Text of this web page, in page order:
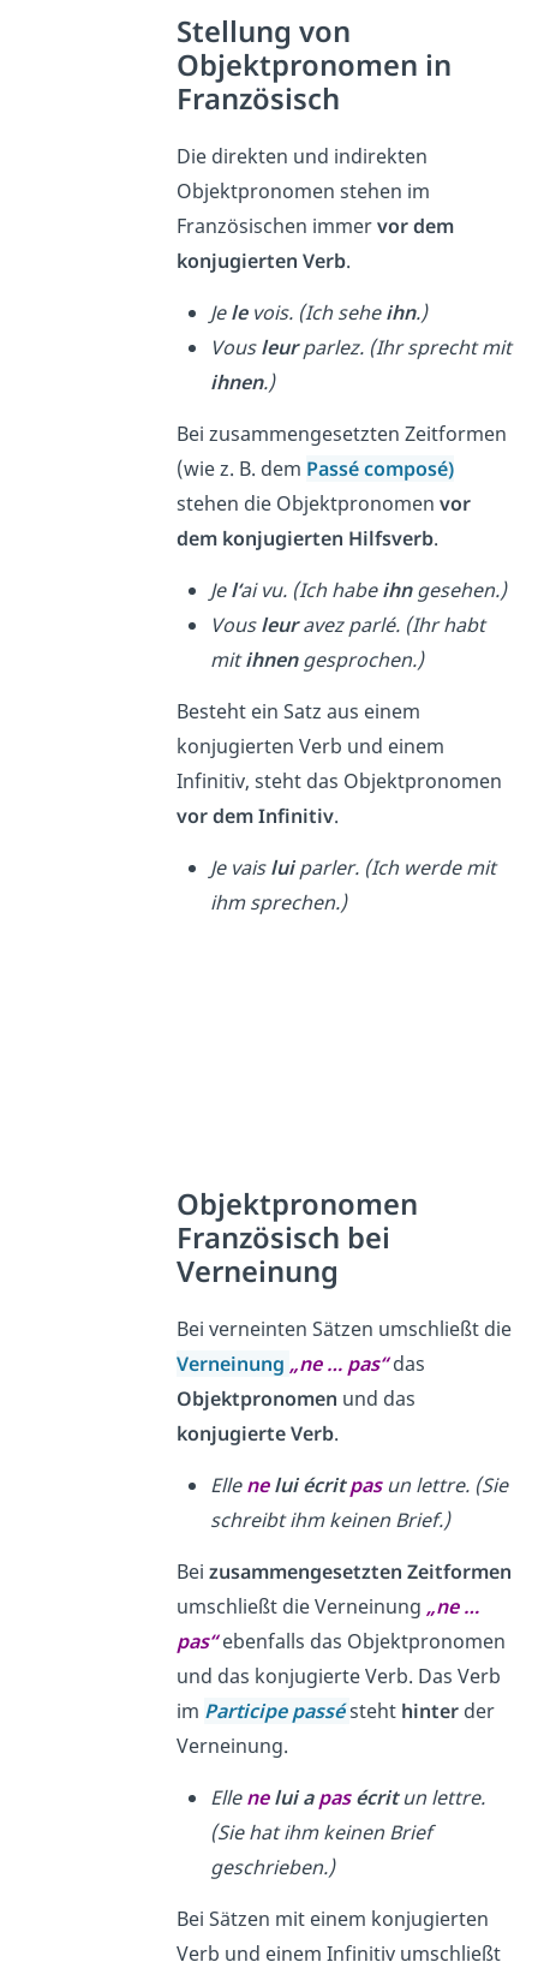
Stellung von
Objektpronomen in
Französisch
Die direkten und indirekten
Objektpronomen stehen im
Französischen immervor dem
konjugierten Verb.
Jelevois. (Ich seheihn.)
Vousleurparlez. (Ihr sprecht mit
ihnen.)
Bei zusammengesetzten Zeitformen
(wie z. B. dem Passé composé)
stehen die Objektpronomen vor
dem konjugierten Hilfsverb.
Jel‘ai vu. (Ich habeihngesehen.)
Vousleuravez parlé. (Ihr habt
mitihnengesprochen.)
Besteht ein Satz aus einem
konjugierten Verb und einem
Infinitiv, steht das Objektpronomen
vor dem Infinitiv.
Je vaisluiparler. (Ich werde mit
ihm sprechen.)
Objektpronomen
Französisch bei
Verneinung
Bei verneinten Sätzen umschließt die
Verneinung „ne … pas“das
Objektpronomen und das
konjugierte Verb.
Ellenelui écritpas un lettre. (Sie
schreibt ihm keinen Brief.)
Bei zusammengesetzten Zeitformen
umschließt die Verneinung „ne …
pas“ebenfalls das Objektpronomen
und das konjugierte Verb. Das Verb
im Participe passésteht hinterder
Verneinung.
Ellene lui a pas écritun lettre.
(Sie hat ihm keinen Brief
geschrieben.)
Bei Sätzen mit einem konjugierten
Verb und einem Infinitiv umschließt